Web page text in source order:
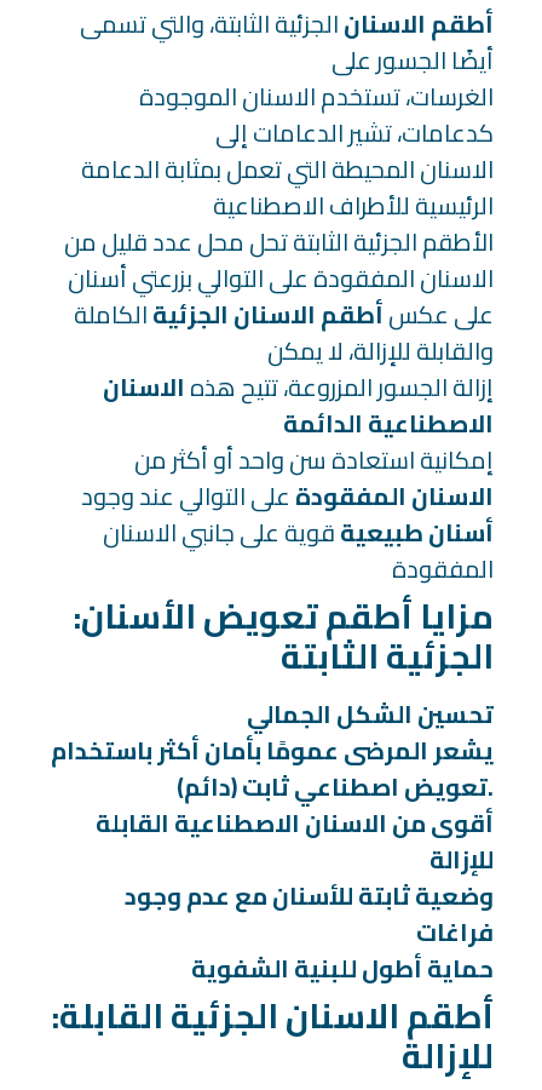
أطقم الاسنانالجزئية الثابتة، والتي تسمى
أيضًا الجسور على
الغرسات، تستخدم الاسنان الموجودة
كدعامات، تشير الدعامات إلى
الاسنان المحيطة التي تعمل بمثابة الدعامة
الرئيسية للأطراف الاصطناعية
الأطقم الجزئية الثابتة تحل محل عدد قليل من
الاسنان المفقودة على التوالي بزرعتي أسنان
على عكسأطقم الاسنان الجزئيةالكاملة
والقابلة للإزالة، لا يمكن
إزالة الجسور المزروعة، تتيح هذهالاسنان
الاصطناعية الدائمة
إمكانية استعادة سن واحد أو أكثر من
الاسنان المفقودةعلى التوالي عند وجود
أسنان طبيعيةقوية على جانبي الاسنان
المفقودة
:مزايا أطقم تعويض الأسنان
الجزئية الثابتة
تحسين الشكل الجمالي
يشعر المرضى عمومًا بأمان أكثر باستخدام
تعويض اصطناعي ثابت (دائم).
أقوى من الاسنان الاصطناعية القابلة
للإزالة
وضعية ثابتة للأسنان مع عدم وجود
فراغات
حماية أطول للبنية الشفوية
:أطقم الاسنان الجزئية القابلة
للإزالة